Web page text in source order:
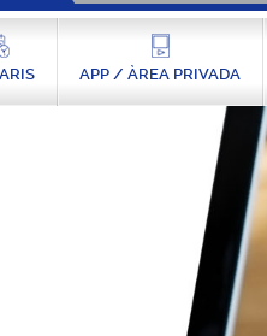
APP / ÀREA PRIVADA